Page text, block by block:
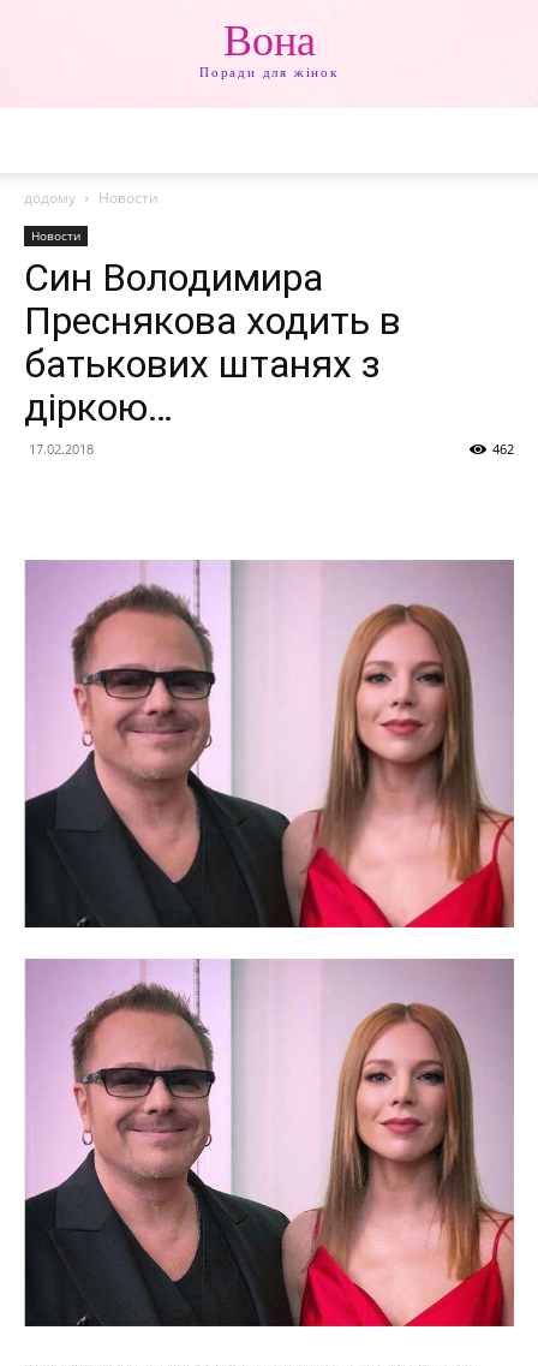
Вона
Поради для жінок
додому Новости
Новости
Син Володимира
Преснякова ходить в
батькових штанях з
діркою…
17.02.2018 462